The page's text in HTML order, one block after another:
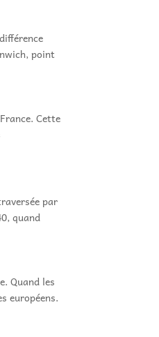
point
Cette
par
quand
Quand les
européens.